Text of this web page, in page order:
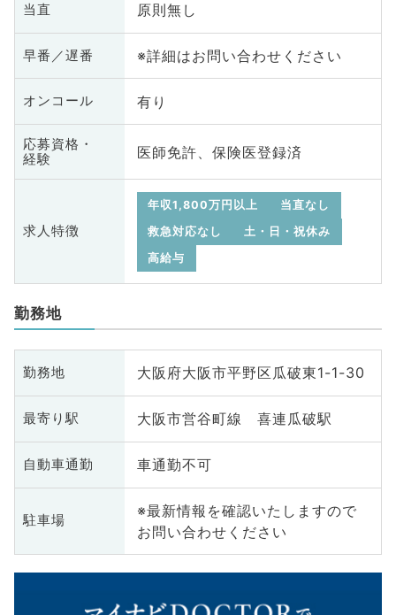
当直 原則無し
早番／遅番 ※詳細はお問い合わせください
オンコール 有り
応募資格・
経験
医師免許、保険医登録済
求人特徴
年収1,800万円以上
当直なし
救急対応なし
土・日・祝休み
高給与
勤務地
勤務地 大阪府大阪市平野区瓜破東1-1-30
最寄り駅 大阪市営谷町線 喜連瓜破駅
自動車通勤 車通勤不可
駐車場
※最新情報を確認いたしますので
お問い合わせください